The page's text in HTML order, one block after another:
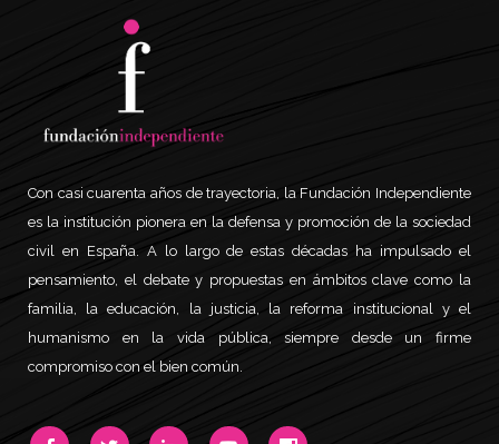
Con casi cuarenta años de trayectoria, la Fundación Independiente
es la institución pionera en la defensa y promoción de la sociedad
civil en España. A lo largo de estas décadas ha impulsado el
pensamiento, el debate y propuestas en ámbitos clave como la
familia, la educación, la justicia, la reforma institucional y el
humanismo en la vida pública, siempre desde un firme
compromiso con el bien común.